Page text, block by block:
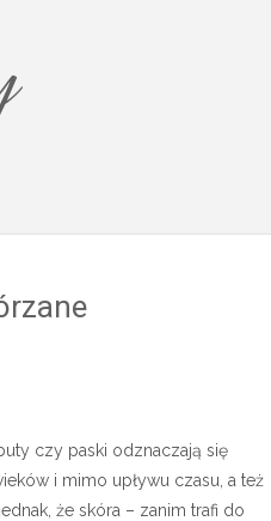
czy paski odznaczają się
i mimo upływu czasu, a też
że skóra – zanim trafi do